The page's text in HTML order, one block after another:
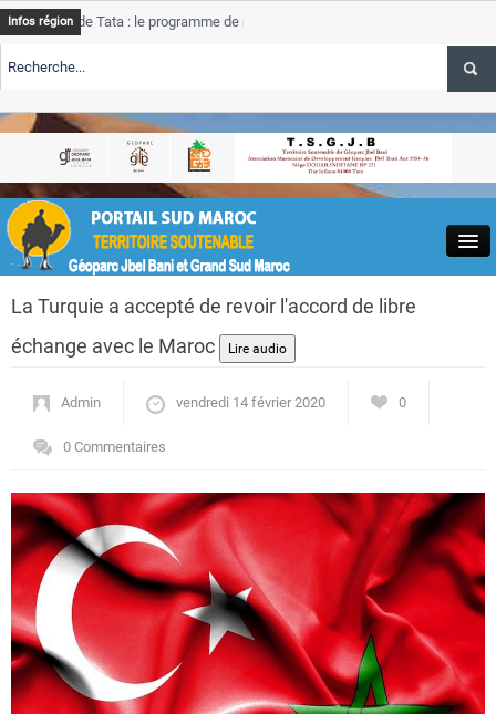
Close
Actualités
Circuits touristiques
Tourisme
Régions
Infos région
de Tata : le programme de rehabilitation post-inondations
TSGJB Tourisme : l’ONMT renforce l’aerien a Dakhla et
Tata
TSGJB Tourisme au Maroc : Transavia renforce les vols Paris-
La Turquie a accepté de revoir l'accord de libre
échange avec le Maroc
Admin vendredi 14 février 2020 0
0 Commentaires